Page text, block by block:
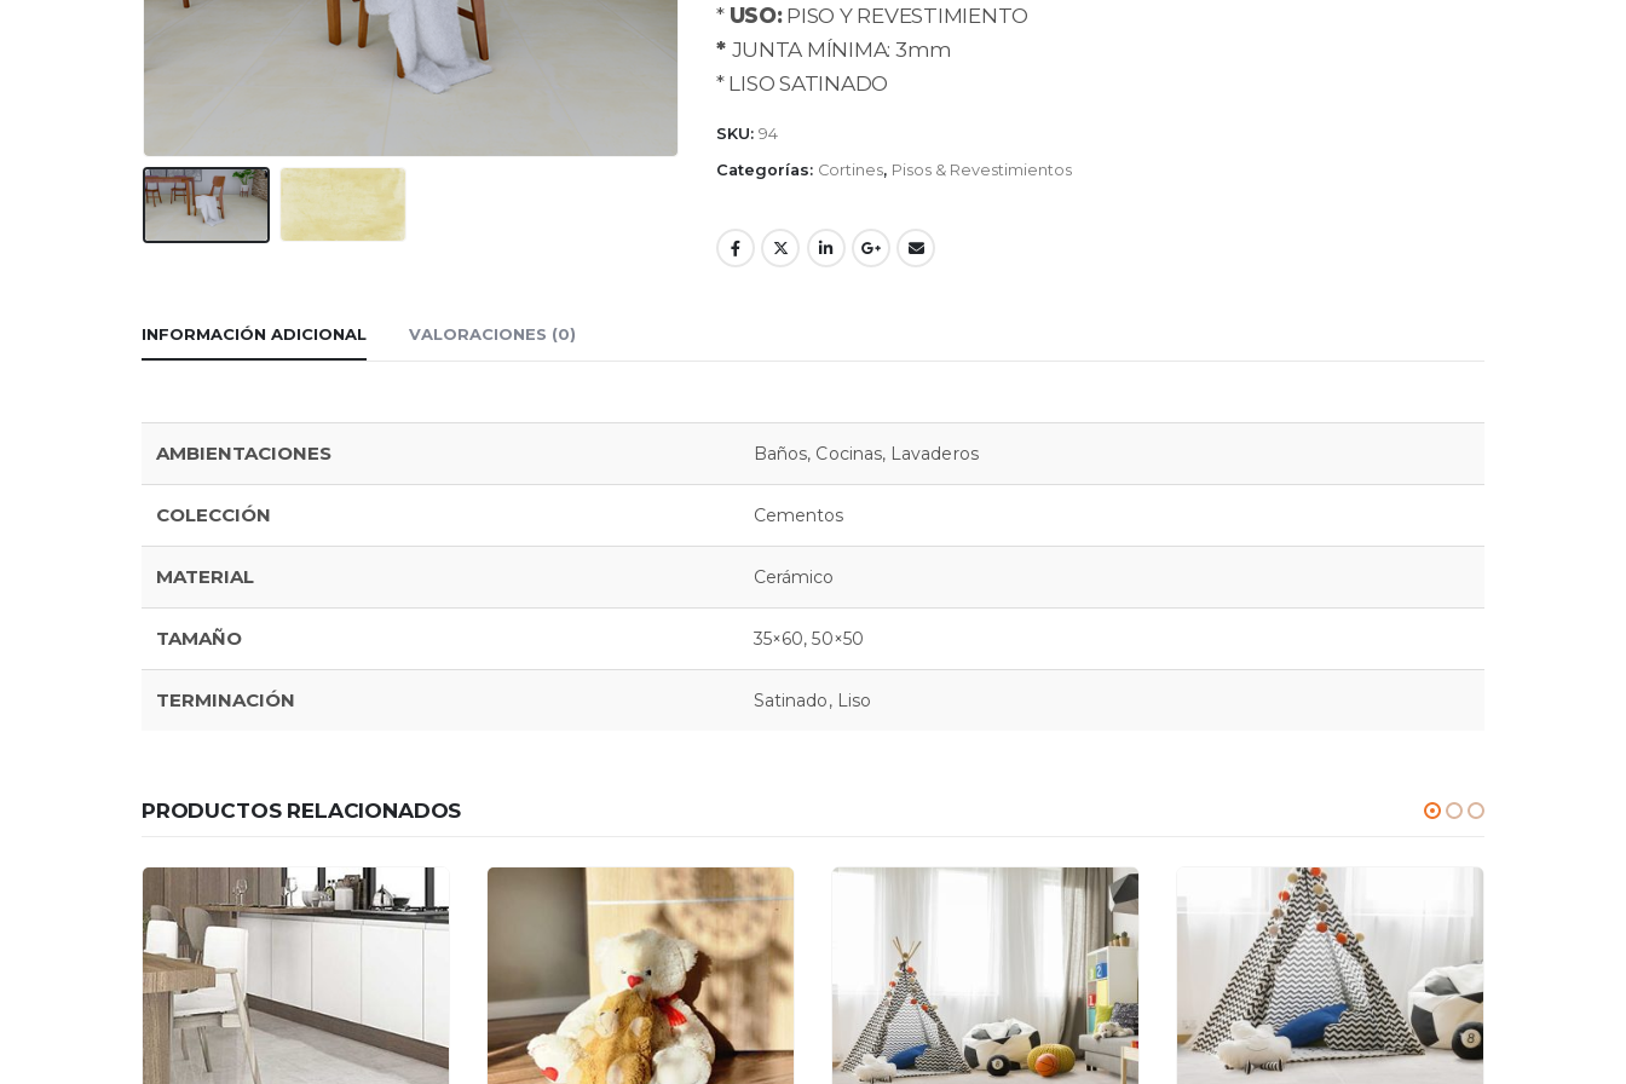
* USO:PISO Y REVESTIMIENTO
* JUNTA MÍNIMA: 3mm
* LISO SATINADO
SKU: 94
Categorías: Cortines, Pisos & Revestimientos
INFORMACIÓN ADICIONAL VALORACIONES (0)
AMBIENTACIONES Baños, Cocinas, Lavaderos
COLECCIÓN Cementos
MATERIAL Cerámico
TAMAÑO 35×60, 50×50
TERMINACIÓN Satinado, Liso
PRODUCTOS RELACIONADOS